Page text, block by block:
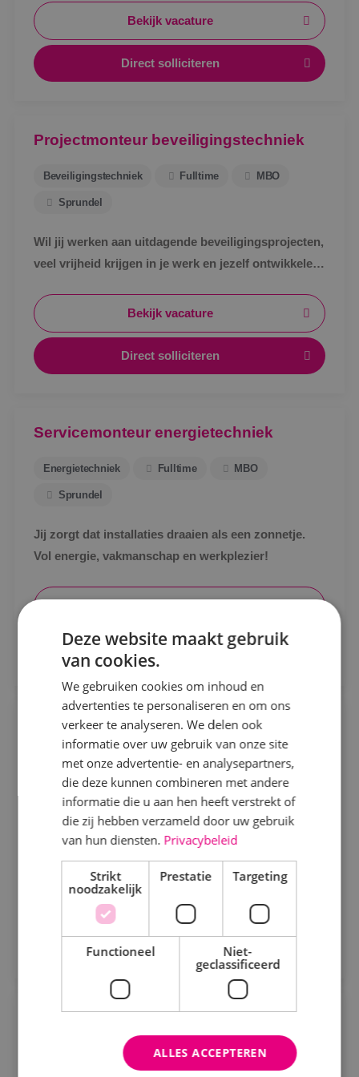
Kaatsheuvel
Sprundel
Specialisme
Beveiligingstechniek
Elektrotechniek
Energietechniek
Staf
Uren
Fulltime
Parttime
MBO
Bekijk vacature
Direct solliciteren
Projectmonteur beveiligingstechniek
Beveiligingstechniek Fulltime MBO
Sprundel
Wil jij werken aan uitdagende beveiligingsprojecten,
veel vrijheid krijgen in je werk en jezelf ontwikkelen
Bekijk vacature
Direct solliciteren
Servicemonteur energietechniek
Energietechniek Fulltime MBO
Sprundel
Jij zorgt dat installaties draaien als een zonnetje.
Vol energie, vakmanschap en werkplezier!
Direct solliciteren
Projectmonteur werktuigbouwkunde
Werktuigbouwkunde Fulltime MBO
Sprundel
Wij zoeken gemotiveerde projectmonteurs. Je hebt
oog voor detail en streeft naar de hoogste kwaliteit.
Bekijk vacature
Direct solliciteren
Traineeship elektrotechniek
MBO Sprundel
Deze website maakt gebruik
van cookies.
We gebruiken cookies om inhoud en
advertenties te personaliseren en om ons
verkeer te analyseren. We delen ook
informatie over uw gebruik van onze site
met onze advertentie- en analysepartners,
die deze kunnen combineren met andere
informatie die u aan hen heeft verstrekt of
die zij hebben verzameld door uw gebruik
van hun diensten. Privacybeleid
Strikt
noodzakelijk
Prestatie Targeting
Functioneel
Niet-
geclassificeerd
ALLES ACCEPTEREN